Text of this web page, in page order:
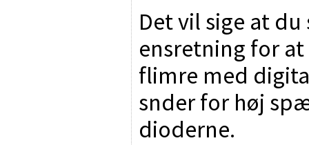
Det vil sige at
ensretning for
flimre med
snder for høj
dioderne.